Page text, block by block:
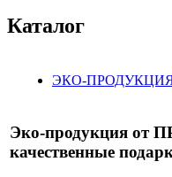
Каталог
ЭКО-
Эко-продукция
качественные